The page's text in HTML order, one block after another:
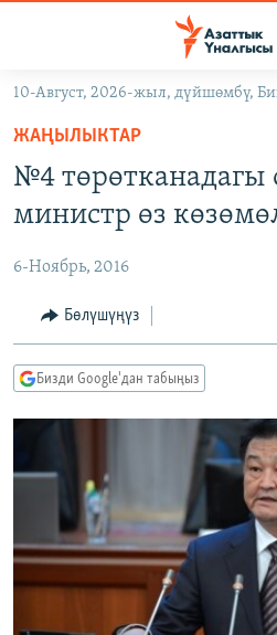
Навигацияга
өтүңүз
Издөөгө
салыңызКЫРГЫЗСТАН
ЭКОНОМИКА
МАДАНИЯТ
БОРБОР АЗИЯ
АТАЙЫН ИЛИКТӨӨ
ТВ ПРОГРАММАЛАР
ЭКСПЕРТТЕР ТАЛДАЙТ
ДАНИСТЕ
ЭЖЕ-СИҢДИЛЕР
АЗАТТЫК+
ЫҢГАЙСЫЗ СУРООЛОР
ӨЗГӨЧӨ ПИКИР
ОНЛАЙН ШЕРИНЕ
10-Август, 2026-жыл, дүйшөмбү,
ЖАҢЫЛЫКТАР
№4 төрөтканадагы
министр өз
6-Ноябрь, 2016
Бөлүшүңүз
Бизди Google'дан табыңыз